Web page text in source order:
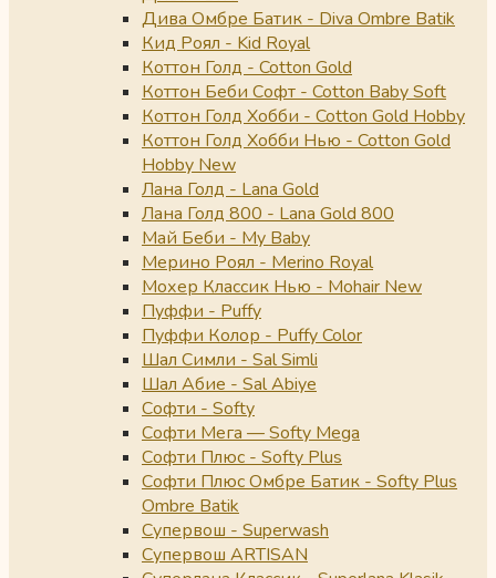
Дива Омбре Батик - Diva Ombre Batik
Кид Роял - Kid Royal
Коттон Голд - Cotton Gold
Коттон Беби Софт - Cotton Baby Soft
Коттон Голд Хобби - Cotton Gold Hobby
Коттон Голд Хобби Нью - Cotton Gold
Hobby New
Лана Голд - Lana Gold
Лана Голд 800 - Lana Gold 800
Май Беби - My Baby
Мерино Роял - Merino Royal
Мохер Классик Нью - Mohair New
Пуффи - Puffy
Пуффи Колор - Puffy Color
Шал Симли - Sal Simli
Шал Абие - Sal Abiye
Софти - Softy
Софти Мега — Softy Mega
Софти Плюс - Softy Plus
Софти Плюс Омбре Батик - Softy Plus
Ombre Batik
Супервош - Superwash
Супервош ARTISAN